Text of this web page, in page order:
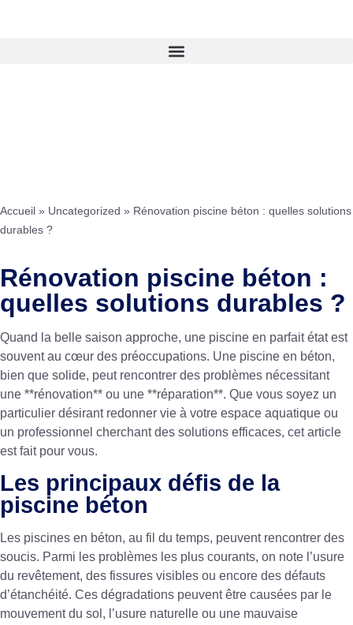
Accueil » Uncategorized » Rénovation piscine béton : quelles solutions
durables ?
Rénovation piscine béton :
quelles solutions durables ?
Quand la belle saison approche, une piscine en parfait état est
souvent au cœur des préoccupations. Une piscine en béton,
bien que solide, peut rencontrer des problèmes nécessitant
une **rénovation** ou une **réparation**. Que vous soyez un
particulier désirant redonner vie à votre espace aquatique ou
un professionnel cherchant des solutions efficaces, cet article
est fait pour vous.
Les principaux défis de la
piscine béton
Les piscines en béton, au fil du temps, peuvent rencontrer des
soucis. Parmi les problèmes les plus courants, on note l’usure
du revêtement, des fissures visibles ou encore des défauts
d’étanchéité. Ces dégradations peuvent être causées par le
mouvement du sol, l’usure naturelle ou une mauvaise